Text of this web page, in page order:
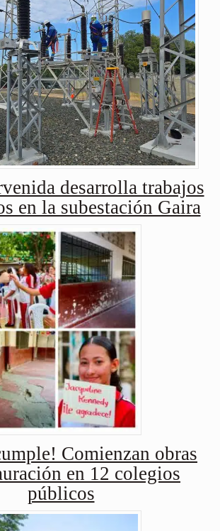
desarrolla trabajos
en la subestación Gaira
Comienzan obras
en 12 colegios
públicos